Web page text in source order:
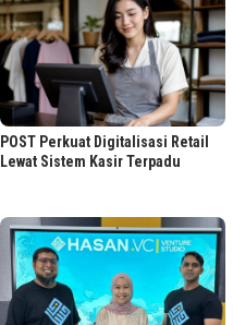
POST Perkuat Digitalisasi Retail
Lewat Sistem Kasir Terpadu